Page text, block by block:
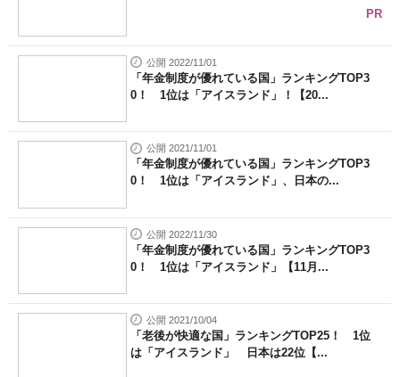
PR
公開 2022/11/01
「年金制度が優れている国」ランキングTOP3
0！ 1位は「アイスランド」！【20...
公開 2021/11/01
「年金制度が優れている国」ランキングTOP3
0！ 1位は「アイスランド」、日本の...
公開 2022/11/30
「年金制度が優れている国」ランキングTOP3
0！ 1位は「アイスランド」【11月...
公開 2021/10/04
「老後が快適な国」ランキングTOP25！ 1位
は「アイスランド」 日本は22位【...